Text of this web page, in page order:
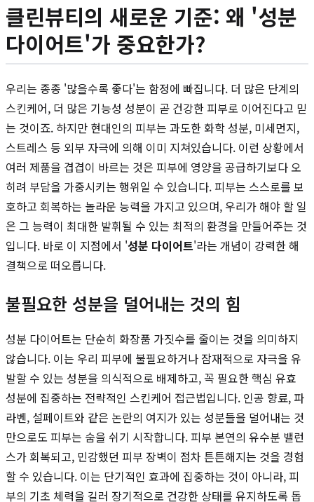
클린뷰티의 새로운 기준: 왜 '성분
다이어트'가 중요한가?
우리는 종종 '많을수록 좋다'는 함정에 빠집니다. 더 많은 단계의
스킨케어, 더 많은 기능성 성분이 곧 건강한 피부로 이어진다고 믿
는 것이죠. 하지만 현대인의 피부는 과도한 화학 성분, 미세먼지,
스트레스 등 외부 자극에 의해 이미 지쳐있습니다. 이런 상황에서
여러 제품을 겹겹이 바르는 것은 피부에 영양을 공급하기보다 오
히려 부담을 가중시키는 행위일 수 있습니다. 피부는 스스로를 보
호하고 회복하는 놀라운 능력을 가지고 있으며, 우리가 해야 할 일
은 그 능력이 최대한 발휘될 수 있는 최적의 환경을 만들어주는 것
입니다. 바로 이 지점에서 '성분 다이어트'라는 개념이 강력한 해
결책으로 떠오릅니다.
불필요한 성분을 덜어내는 것의 힘
성분 다이어트는 단순히 화장품 가짓수를 줄이는 것을 의미하지
않습니다. 이는 우리 피부에 불필요하거나 잠재적으로 자극을 유
발할 수 있는 성분을 의식적으로 배제하고, 꼭 필요한 핵심 유효
성분에 집중하는 전략적인 스킨케어 접근법입니다. 인공 향료, 파
라벤, 설페이트와 같은 논란의 여지가 있는 성분들을 덜어내는 것
만으로도 피부는 숨을 쉬기 시작합니다. 피부 본연의 유수분 밸런
스가 회복되고, 민감했던 피부 장벽이 점차 튼튼해지는 것을 경험
할 수 있습니다. 이는 단기적인 효과에 집중하는 것이 아니라, 피
부의 기초 체력을 길러 장기적으로 건강한 상태를 유지하도록 돕